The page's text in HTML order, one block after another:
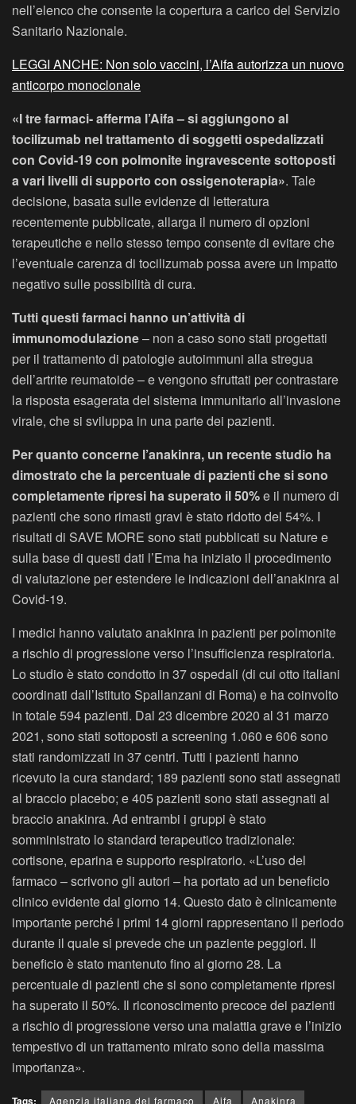
nell’elenco che consente la copertura a carico del Servizio
Sanitario Nazionale.
LEGGI ANCHE: Non solo vaccini, l’Aifa autorizza un nuovo
anticorpo monoclonale
«I tre farmaci- afferma l’Aifa – si aggiungono al
tocilizumab nel trattamento di soggetti ospedalizzati
con Covid-19 con polmonite ingravescente sottoposti
a vari livelli di supporto con ossigenoterapia». Tale
decisione, basata sulle evidenze di letteratura
recentemente pubblicate, allarga il numero di opzioni
terapeutiche e nello stesso tempo consente di evitare che
l’eventuale carenza di tocilizumab possa avere un impatto
negativo sulle possibilità di cura.
Tutti questi farmaci hanno un’attività di
immunomodulazione– non a caso sono stati progettati
per il trattamento di patologie autoimmuni alla stregua
dell’artrite reumatoide – e vengono sfruttati per contrastare
la risposta esagerata del sistema immunitario all’invasione
virale, che si sviluppa in una parte dei pazienti.
Per quanto concerne l’anakinra, un recente studio ha
dimostrato che la percentuale di pazienti che si sono
completamente ripresi ha superato il 50%e il numero di
pazienti che sono rimasti gravi è stato ridotto del 54%. I
risultati di SAVE MORE sono stati pubblicati su Nature e
sulla base di questi dati l’Ema ha iniziato il procedimento
di valutazione per estendere le indicazioni dell’anakinra al
Covid-19.
I medici hanno valutato anakinra in pazienti per polmonite
a rischio di progressione verso l’insufficienza respiratoria.
Lo studio è stato condotto in 37 ospedali (di cui otto italiani
coordinati dall’Istituto Spallanzani di Roma) e ha coinvolto
in totale 594 pazienti. Dal 23 dicembre 2020 al 31 marzo
2021, sono stati sottoposti a screening 1.060 e 606 sono
stati randomizzati in 37 centri. Tutti i pazienti hanno
ricevuto la cura standard; 189 pazienti sono stati assegnati
al braccio placebo; e 405 pazienti sono stati assegnati al
braccio anakinra. Ad entrambi i gruppi è stato
somministrato lo standard terapeutico tradizionale:
cortisone, eparina e supporto respiratorio. «L’uso del
farmaco – scrivono gli autori – ha portato ad un beneficio
clinico evidente dal giorno 14. Questo dato è clinicamente
importante perché i primi 14 giorni rappresentano il periodo
durante il quale si prevede che un paziente peggiori. Il
beneficio è stato mantenuto fino al giorno 28. La
percentuale di pazienti che si sono completamente ripresi
ha superato il 50%. Il riconoscimento precoce dei pazienti
a rischio di progressione verso una malattia grave e l’inizio
tempestivo di un trattamento mirato sono della massima
importanza».
Tags: Agenzia italiana del farmaco Aifa Anakinra